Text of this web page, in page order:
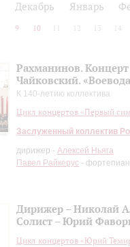
Декабрь Январь
9 10 12 13 14
Рахманинов.
Чайковский.
К 140-летию коллектива
Цикл концертов «Первый
Заслуженный коллектив
дирижер - Алексей Ньяга
Павел Райкерус -
Дирижер – Николай
Солист – Юрий
Цикл концертов «Юрий